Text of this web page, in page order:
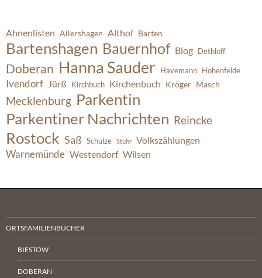
Ahnenlisten Allershagen Althof Barten
Bartenshagen Bauernhof Blog Dethloff
Doberan Hanna Sauder Havemann Hohenfelde
Ivendorf Jürß Kirchbuch Kirchenbuch Kröger Masch
Mecklenburg Parkentin
Parkentiner Nachrichten Reincke
Rostock Saß Schulze Stuhr Volkszählungen
Warnemünde Westendorf Wilsen
ORTSFAMILIENBÜCHER
BIESTOW
DOBERAN